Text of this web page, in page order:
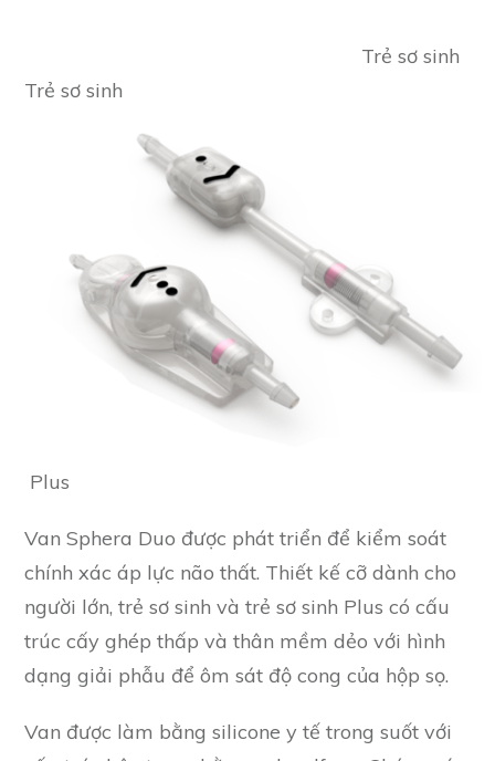
Trẻ sơ sinh
Trẻ sơ sinh
Plus
Van Sphera Duo được phát triển để kiểm soát
chính xác áp lực não thất. Thiết kế cỡ dành cho
người lớn, trẻ sơ sinh và trẻ sơ sinh Plus có cấu
trúc cấy ghép thấp và thân mềm dẻo với hình
dạng giải phẫu để ôm sát độ cong của hộp sọ.
Van được làm bằng silicone y tế trong suốt với